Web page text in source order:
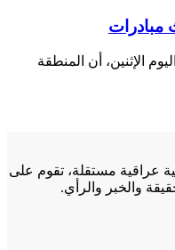
مبادرات
الإثنين، أن المنطقة
عراقية مستقلة، تقوم على
والخبر والرأي.